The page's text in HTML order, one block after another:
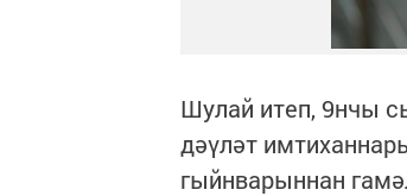
Шулай итеп, 9нчы
дәүләт
гыйнварыннан